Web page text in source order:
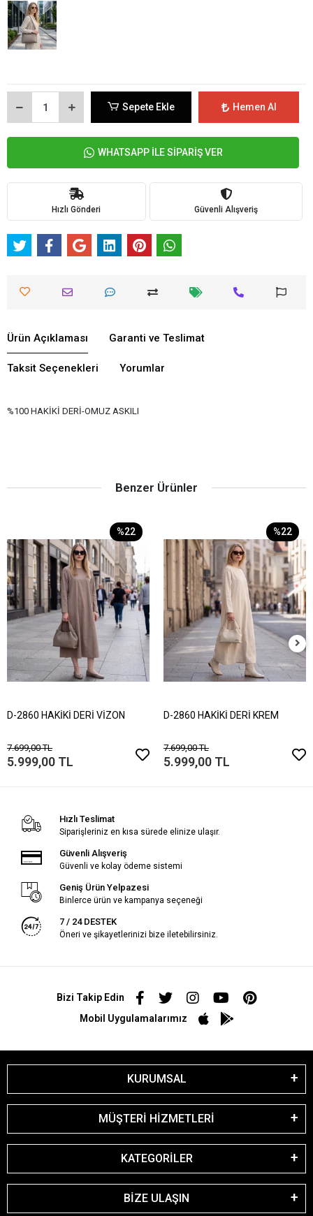
Sepete Ekle Hemen Al
WHATSAPP İLE SİPARİŞ VER
Hızlı Gönderi Güvenli Alışveriş
Ürün Açıklaması Garanti ve Teslimat
Taksit Seçenekleri Yorumlar
%100 HAKİKİ DERİ-OMUZ ASKILI
Benzer Ürünler
%22
D-2860 HAKİKİ DERİ VİZON
7.699,00 TL
5.999,00 TL
%22
D-2860 HAKİKİ DERİ KREM
7.699,00 TL
5.999,00 TL
Hızlı Teslimat
Siparişleriniz en kısa sürede elinize ulaşır.
Güvenli Alışveriş
Güvenli ve kolay ödeme sistemi
Geniş Ürün Yelpazesi
Binlerce ürün ve kampanya seçeneği
7 / 24 DESTEK
Öneri ve şikayetlerinizi bize iletebilirsiniz.
Bizi Takip Edin
Mobil Uygulamalarımız
KURUMSAL
MÜŞTERİ HİZMETLERİ
KATEGORİLER
BİZE ULAŞIN